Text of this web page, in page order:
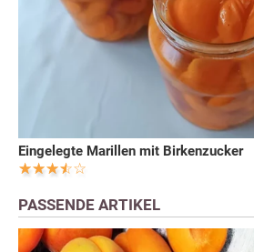
Eingelegte Marillen mit Birkenzucker
PASSENDE ARTIKEL